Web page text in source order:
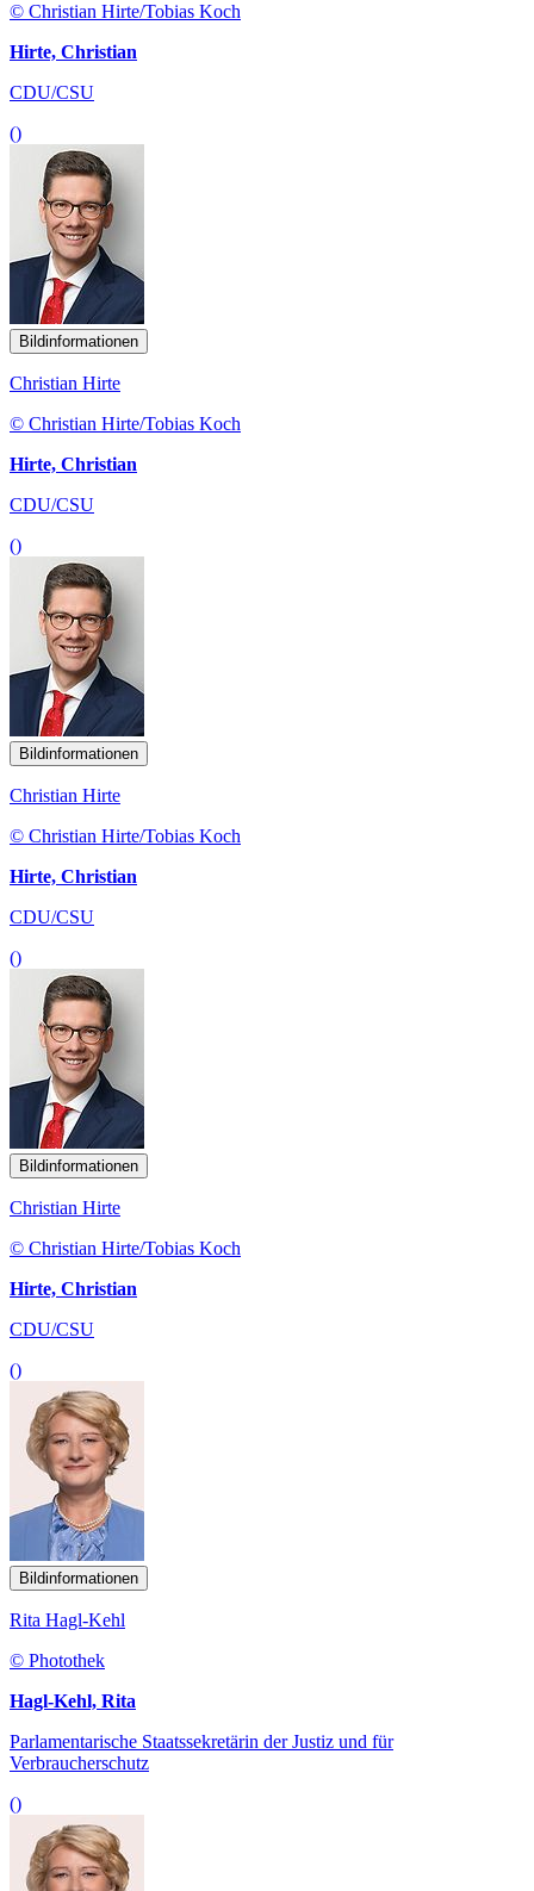
© Christian Hirte/Tobias Koch
Hirte, Christian
CDU/CSU
()
Bildinformationen
Christian Hirte
© Christian Hirte/Tobias Koch
Hirte, Christian
CDU/CSU
()
Bildinformationen
Christian Hirte
© Christian Hirte/Tobias Koch
Hirte, Christian
CDU/CSU
()
Bildinformationen
Christian Hirte
© Christian Hirte/Tobias Koch
Hirte, Christian
CDU/CSU
()
Bildinformationen
Rita Hagl-Kehl
© Photothek
Hagl-Kehl, Rita
Parlamentarische Staatssekretärin der Justiz und für
Verbraucherschutz
()